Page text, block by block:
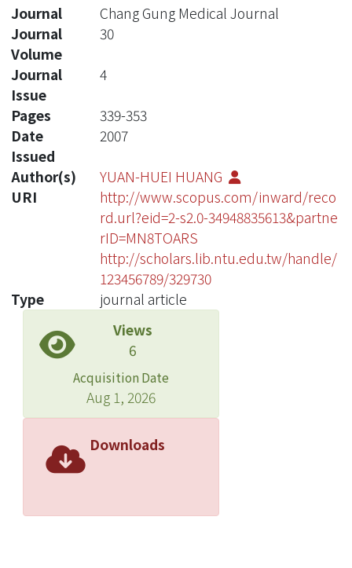
Journal
Chang Gung Medical Journal
Journal
Volume
30
Journal
Issue
4
Pages
339-353
Date
Issued
2007
Author(s)
YUAN-HUEI HUANG
URI
http://www.scopus.com/inward/reco
rd.url?eid=2-s2.0-34948835613&partne
rID=MN8TOARS
http://scholars.lib.ntu.edu.tw/handle/
123456789/329730
Type
journal article
Views
6
Acquisition Date
Aug 1, 2026
Downloads